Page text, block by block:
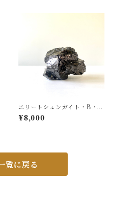
エリートシュンガイト・B・ラ
フ原石・（ノーブルシュンガ
イト）
¥8,000
覧に戻る